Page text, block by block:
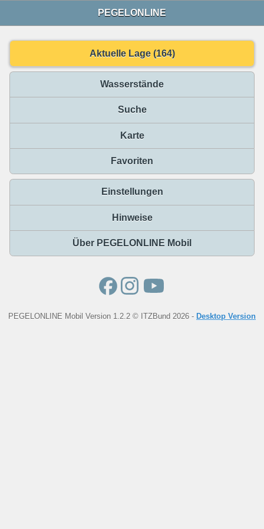
PEGELONLINE
Aktuelle Lage (164)
Wasserstände
Suche
Karte
Favoriten
Einstellungen
Hinweise
Über PEGELONLINE Mobil
PEGELONLINE Mobil Version 1.2.2 © ITZBund 2026 - Desktop Version